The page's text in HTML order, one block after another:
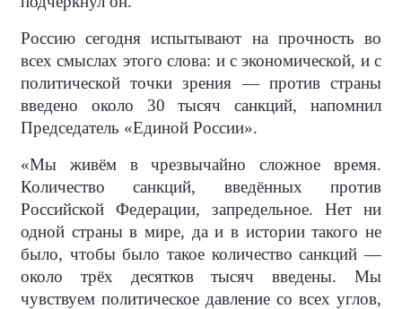
Россию сегодня испытывают на прочность во
всех смыслах этого слова: и с экономической, и с
политической точки зрения — против страны
введено около 30 тысяч санкций, напомнил
Председатель «Единой России».
«Мы живём в чрезвычайно сложное время.
Количество санкций, введённых против
Российской Федерации, запредельное. Нет ни
одной страны в мире, да и в истории такого не
было, чтобы было такое количество санкций —
около трёх десятков тысяч введены. Мы
чувствуем политическое давление со всех углов,